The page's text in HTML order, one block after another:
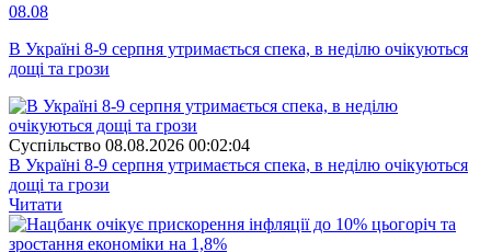
08.08
В Україні 8-9 серпня утримається спека, в неділю очікуються
дощі та грози
Суспiльство 08.08.2026 00:02:04
В Україні 8-9 серпня утримається спека, в неділю очікуються
дощі та грози
Читати